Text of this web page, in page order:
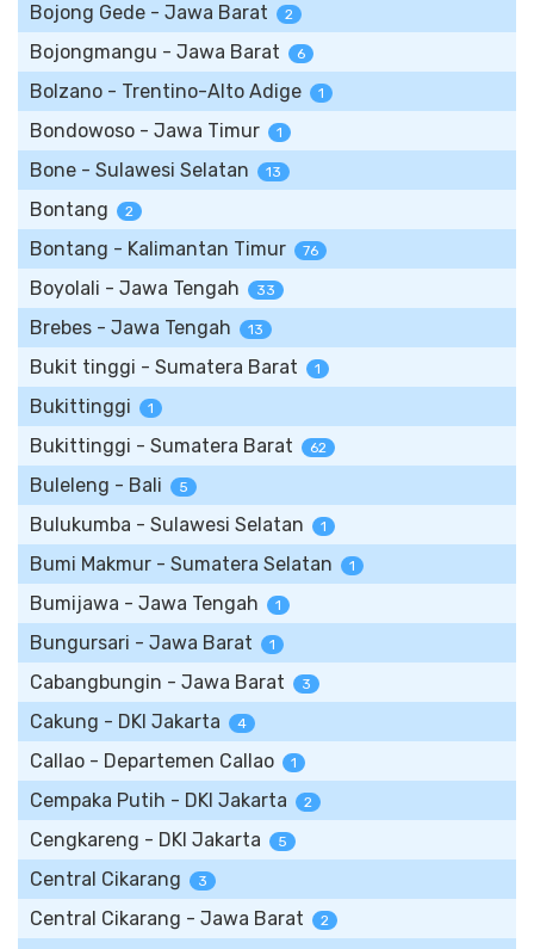
Bojong Gede - Jawa Barat 2
Bojongmangu - Jawa Barat 6
Bolzano - Trentino-Alto Adige 1
Bondowoso - Jawa Timur 1
Bone - Sulawesi Selatan 13
Bontang 2
Bontang - Kalimantan Timur 76
Boyolali - Jawa Tengah 33
Brebes - Jawa Tengah 13
Bukit tinggi - Sumatera Barat 1
Bukittinggi 1
Bukittinggi - Sumatera Barat 62
Buleleng - Bali 5
Bulukumba - Sulawesi Selatan 1
Bumi Makmur - Sumatera Selatan 1
Bumijawa - Jawa Tengah 1
Bungursari - Jawa Barat 1
Cabangbungin - Jawa Barat 3
Cakung - DKI Jakarta 4
Callao - Departemen Callao 1
Cempaka Putih - DKI Jakarta 2
Cengkareng - DKI Jakarta 5
Central Cikarang 3
Central Cikarang - Jawa Barat 2